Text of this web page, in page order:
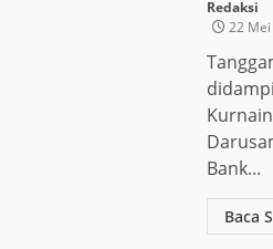
Redaksi
22
Bank...
Baca